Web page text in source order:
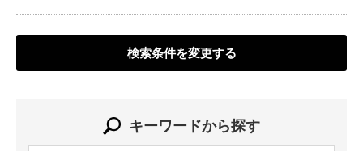
検索条件を変更する
キーワードから探す